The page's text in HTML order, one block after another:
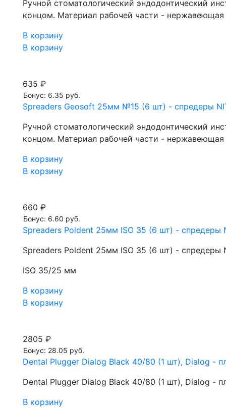
Ручной стоматологический эндодонтический
концом. Материал рабочей части - нержавеющая
В корзину
В корзину
635 ₽
Бонус: 6.35 руб.
Spreaders Geosoft 25мм №15 (6 шт) - спредеры
Ручной стоматологический эндодонтический
концом. Материал рабочей части - нержавеющая
В корзину
В корзину
660 ₽
Бонус: 6.60 руб.
Spreaders Poldent 25мм ISO 35 (6 шт) - спредеры
Spreaders Poldent 25мм ISO 35 (6 шт) - спредеры
ISO 35/25 мм
В корзину
В корзину
2805 ₽
Бонус: 28.05 руб.
Dental Plugger Dialog Black 40/80 (1 шт), Dialog -
Dental Plugger Dialog Black 40/80 (1 шт), Dialog -
В корзину